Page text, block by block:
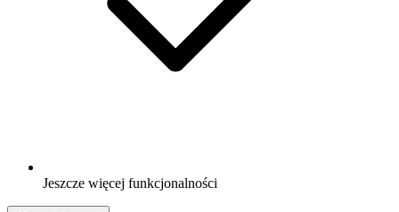
Jeszcze więcej funkcjonalności